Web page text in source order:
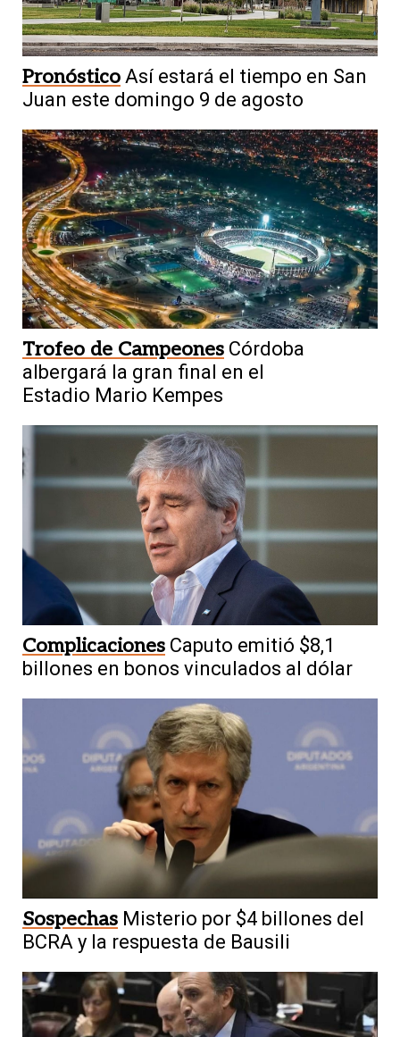
Pronóstico Así estará el tiempo en San
Juan este domingo 9 de agosto
Trofeo de Campeones Córdoba
albergará la gran final en el
Estadio Mario Kempes
Complicaciones Caputo emitió $8,1
billones en bonos vinculados al dólar
Sospechas Misterio por $4 billones del
BCRA y la respuesta de Bausili